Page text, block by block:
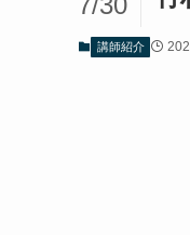
講師紹介